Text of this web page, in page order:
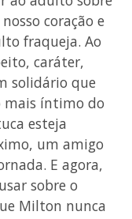
coração e
fraqueja. Ao
caráter,
solidário que
mais íntimo do
esteja
um amigo
E agora,
sobre o
Milton nunca